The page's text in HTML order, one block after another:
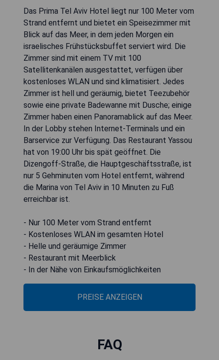
Das Prima Tel Aviv Hotel liegt nur 100 Meter vom
Strand entfernt und bietet ein Speisezimmer mit
Blick auf das Meer, in dem jeden Morgen ein
israelisches Frühstücksbuffet serviert wird. Die
Zimmer sind mit einem TV mit 100
Satellitenkanälen ausgestattet, verfügen über
kostenloses WLAN und sind klimatisiert. Jedes
Zimmer ist hell und geräumig, bietet Teezubehör
sowie eine private Badewanne mit Dusche; einige
Zimmer haben einen Panoramablick auf das Meer.
In der Lobby stehen Internet-Terminals und ein
Barservice zur Verfügung. Das Restaurant Yassou
hat von 19:00 Uhr bis spät geöffnet. Die
Dizengoff-Straße, die Hauptgeschäftsstraße, ist
nur 5 Gehminuten vom Hotel entfernt, während
die Marina von Tel Aviv in 10 Minuten zu Fuß
erreichbar ist.
- Nur 100 Meter vom Strand entfernt
- Kostenloses WLAN im gesamten Hotel
- Helle und geräumige Zimmer
- Restaurant mit Meerblick
- In der Nähe von Einkaufsmöglichkeiten
PREISE ANZEIGEN
FAQ